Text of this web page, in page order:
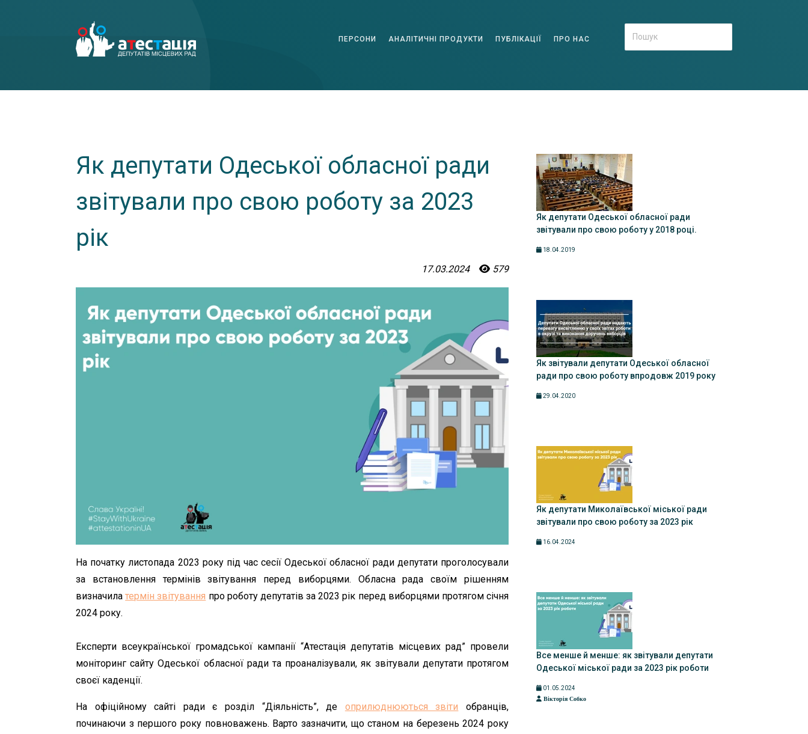
ПЕРСОНИ АНАЛІТИЧНІ ПРОДУКТИ ПУБЛІКАЦІЇ ПРО НАС
Як депутати Одеської обласної ради
звітували про свою роботу за 2023
рік
17.03.2024 579
На початку листопада 2023 року під час сесії Одеської обласної ради депутати проголосували
за встановлення термінів звітування перед виборцями. Обласна рада своїм рішенням
визначилатермін звітування про роботу депутатів за 2023 рік перед виборцями протягом січня
2024 року.
Експерти всеукраїнської громадської кампанії “Атестація депутатів місцевих рад” провели
моніторинг сайту Одеської обласної ради та проаналізували, як звітували депутати протягом
своєї каденції.
На офіційному сайті ради є розділ “Діяльність”, де оприлюднюються звіти обранців,
починаючи з першого року повноважень. Варто зазначити, що станом на березень 2024 року
Як депутати Одеської обласної ради
звітували про свою роботу у 2018 році.
18.04.2019
Як звітували депутати Одеської обласної
ради про свою роботу впродовж 2019 року
29.04.2020
Як депутати Миколаївської міської ради
звітували про свою роботу за 2023 рік
16.04.2024
Все менше й менше: як звітували депутати
Одеської міської ради за 2023 рік роботи
01.05.2024
Вікторія Собко